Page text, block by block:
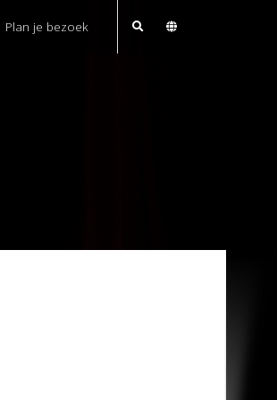
Plan je bezoek